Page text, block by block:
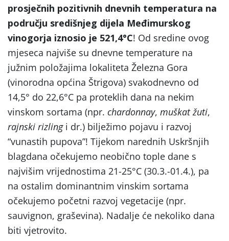
prosječnih pozitivnih dnevnih temperatura na
području središnjeg dijela Međimurskog
vinogorja iznosio je 521,4°C! Od sredine ovog
mjeseca najviše su dnevne temperature na
južnim položajima lokaliteta Železna Gora
(vinorodna općina Štrigova) svakodnevno od
14,5° do 22,6°C pa proteklih dana na nekim
vinskom sortama (npr. chardonnay, muškat žuti,
rajnski rizlingi dr.) bilježimo pojavu i razvoj
“vunastih pupova”! Tijekom narednih Uskršnjih
blagdana očekujemo neobično tople dane s
najvišim vrijednostima 21-25°C (30.3.-01.4.), pa
na ostalim dominantnim vinskim sortama
očekujemo početni razvoj vegetacije (npr.
sauvignon, graševina). Nadalje će nekoliko dana
biti vjetrovito.